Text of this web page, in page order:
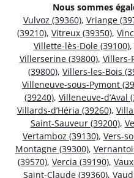
Nous sommes
Vulvoz (39360), Vriange
(39210), Vitreux (39350),
Villette-lès-Dole (39100),
Villerserine (39800), Villers-
(39800), Villers-les-Bois
Villeneuve-sous-Pymont
(39240), Villeneuve-d’Aval
Villards-d’Héria (39260),
Saint-Sauveur (39200),
Vertamboz (39130), Vers-
Montagne (39300),
(39570), Vercia (39190),
Saint-Claude (39360),